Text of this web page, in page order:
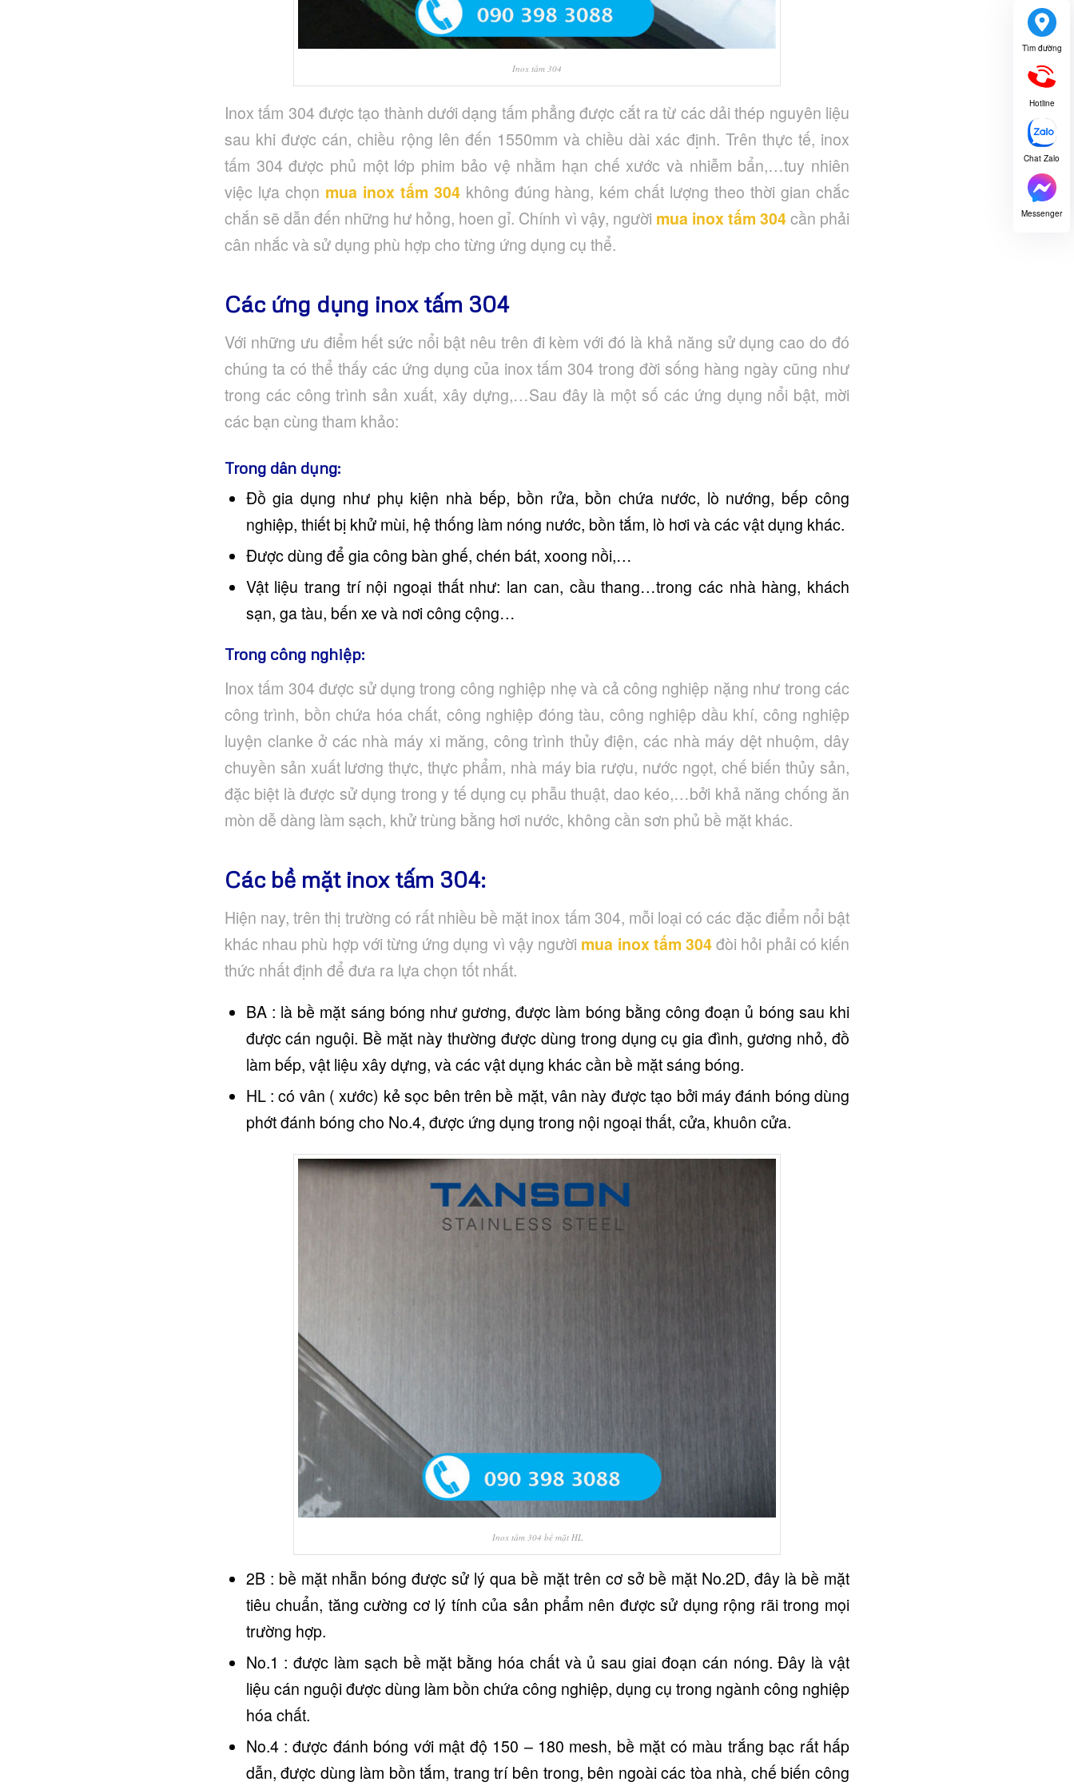
Inox tấm 304
Inox tấm 304 được tạo thành dưới dạng tấm phẳng được cắt ra từ các dải thép nguyên liệu
sau khi được cán, chiều rộng lên đến 1550mm và chiều dài xác định. Trên thực tế, inox
tấm 304 được phủ một lớp phim bảo vệ nhằm hạn chế xước và nhiễm bẩn,…tuy nhiên
việc lựa chọn mua inox tấm 304không đúng hàng, kém chất lượng theo thời gian chắc
chắn sẽ dẫn đến những hư hỏng, hoen gỉ. Chính vì vậy, người mua inox tấm 304cần phải
cân nhắc và sử dụng phù hợp cho từng ứng dụng cụ thể.
Các ứng dụng inox tấm 304
Với những ưu điểm hết sức nổi bật nêu trên đi kèm với đó là khả năng sử dụng cao do đó
chúng ta có thể thấy các ứng dụng của inox tấm 304 trong đời sống hàng ngày cũng như
trong các công trình sản xuất, xây dựng,…Sau đây là một số các ứng dụng nổi bật, mời
các bạn cùng tham khảo:
Trong dân dụng:
Đồ gia dụng như phụ kiện nhà bếp, bồn rửa, bồn chứa nước, lò nướng, bếp công
nghiệp, thiết bị khử mùi, hệ thống làm nóng nước, bồn tắm, lò hơi và các vật dụng khác.
Được dùng để gia công bàn ghế, chén bát, xoong nồi,…
Vật liệu trang trí nội ngoại thất như: lan can, cầu thang…trong các nhà hàng, khách
sạn, ga tàu, bến xe và nơi công cộng…
Trong công nghiệp:
Inox tấm 304 được sử dụng trong công nghiệp nhẹ và cả công nghiệp nặng như trong các
công trình, bồn chứa hóa chất, công nghiệp đóng tàu, công nghiệp dầu khí, công nghiệp
luyện clanke ở các nhà máy xi măng, công trình thủy điện, các nhà máy dệt nhuộm, dây
chuyền sản xuất lương thực, thực phẩm, nhà máy bia rượu, nước ngọt, chế biến thủy sản,
đặc biệt là được sử dụng trong y tế dụng cụ phẫu thuật, dao kéo,…bởi khả năng chống ăn
mòn dễ dàng làm sạch, khử trùng bằng hơi nước, không cần sơn phủ bề mặt khác.
Các bề mặt inox tấm 304:
Hiện nay, trên thị trường có rất nhiều bề mặt inox tấm 304, mỗi loại có các đặc điểm nổi bật
khác nhau phù hợp với từng ứng dụng vì vậy người mua inox tấm 304đòi hỏi phải có kiến
thức nhất định để đưa ra lựa chọn tốt nhất.
BA : là bề mặt sáng bóng như gương, được làm bóng bằng công đoạn ủ bóng sau khi
được cán nguội. Bề mặt này thường được dùng trong dụng cụ gia đình, gương nhỏ, đồ
làm bếp, vật liệu xây dựng, và các vật dụng khác cần bề mặt sáng bóng.
HL : có vân ( xước) kẻ sọc bên trên bề mặt, vân này được tạo bởi máy đánh bóng dùng
phớt đánh bóng cho No.4, được ứng dụng trong nội ngoại thất, cửa, khuôn cửa.
Inox tấm 304 bề mặt HL
2B : bề mặt nhẵn bóng được sử lý qua bề mặt trên cơ sở bề mặt No.2D, đây là bề mặt
tiêu chuẩn, tăng cường cơ lý tính của sản phẩm nên được sử dụng rộng rãi trong mọi
trường hợp.
No.1 : được làm sạch bề mặt bằng hóa chất và ủ sau giai đoạn cán nóng. Đây là vật
liệu cán nguội được dùng làm bồn chứa công nghiệp, dụng cụ trong ngành công nghiệp
hóa chất.
No.4 : được đánh bóng với mật độ 150 – 180 mesh, bề mặt có màu trắng bạc rất hấp
dẫn, được dùng làm bồn tắm, trang trí bên trong, bên ngoài các tòa nhà, chế biến công
Tìm đường
Hotline
Chat Zalo
Messenger